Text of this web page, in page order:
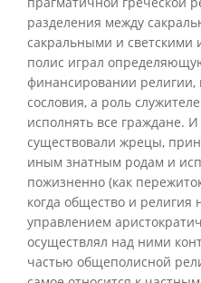
разделения между
сакральными и светскими
полис играл
финансировании религии,
сословия, а роль
исполнять все граждане.
существовали жрецы,
иным знатным родам и
пожизненно (как
когда общество и религия
управлением
осуществлял над ними
частью общеполисной